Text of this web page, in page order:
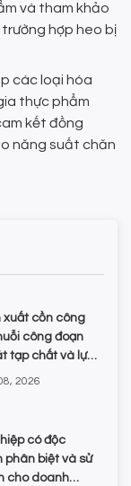
và tham khảo
hợp heo bị
các loại hóa
thực phẩm
kết đồng
năng suất chăn
xuất cồn công
công đoạn
tạp chất và lựa
2026
có độc
phân biệt và sử
cho doanh